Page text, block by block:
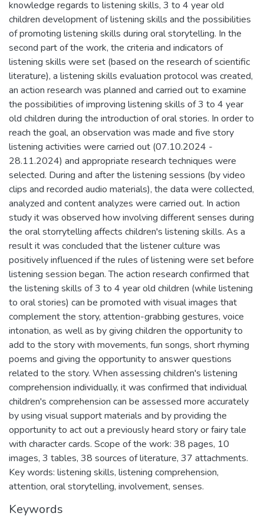
knowledge regards to listening skills, 3 to 4 year old
children development of listening skills and the possibilities
of promoting listening skills during oral storytelling. In the
second part of the work, the criteria and indicators of
listening skills were set (based on the research of scientific
literature), a listening skills evaluation protocol was created,
an action research was planned and carried out to examine
the possibilities of improving listening skills of 3 to 4 year
old children during the introduction of oral stories. In order to
reach the goal, an observation was made and five story
listening activities were carried out (07.10.2024 -
28.11.2024) and appropriate research techniques were
selected. During and after the listening sessions (by video
clips and recorded audio materials), the data were collected,
analyzed and content analyzes were carried out. In action
study it was observed how involving different senses during
the oral storrytelling affects children's listening skills. As a
result it was concluded that the listener culture was
positively influenced if the rules of listening were set before
listening session began. The action research confirmed that
the listening skills of 3 to 4 year old children (while listening
to oral stories) can be promoted with visual images that
complement the story, attention-grabbing gestures, voice
intonation, as well as by giving children the opportunity to
add to the story with movements, fun songs, short rhyming
poems and giving the opportunity to answer questions
related to the story. When assessing children's listening
comprehension individually, it was confirmed that individual
children's comprehension can be assessed more accurately
by using visual support materials and by providing the
opportunity to act out a previously heard story or fairy tale
with character cards. Scope of the work: 38 pages, 10
images, 3 tables, 38 sources of literature, 37 attachments.
Key words: listening skills, listening comprehension,
attention, oral storytelling, involvement, senses.
Keywords